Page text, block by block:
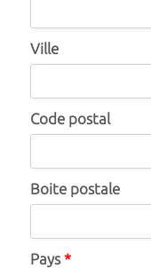
Ville
Code postal
Boite postale
Pays*